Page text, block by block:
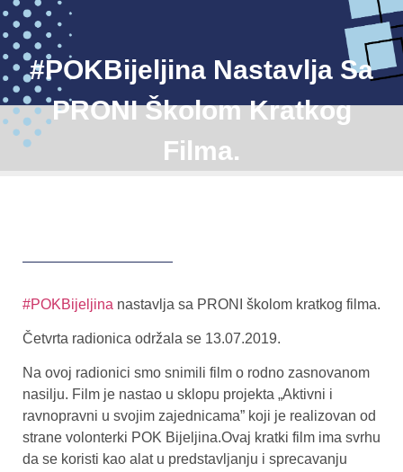
#POKBijeljina Nastavlja Sa
PRONI Školom Kratkog
Filma.
#POKBijeljina nastavlja sa PRONI školom kratkog filma.
Četvrta radionica održala se 13.07.2019.
Na ovoj radionici smo snimili film o rodno zasnovanom
nasilju. Film je nastao u sklopu projekta „Aktivni i
ravnopravni u svojim zajednicama” koji je realizovan od
strane volonterki POK Bijeljina.Ovaj kratki film ima svrhu
da se koristi kao alat u predstavljanju i sprecavanju